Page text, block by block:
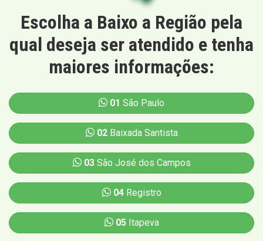
Escolha a Baixo a Região pela
qual deseja ser atendido e tenha
maiores informações:
01 São Paulo
02Baixada Santista
03São José dos Campos
04Registro
05Itapeva